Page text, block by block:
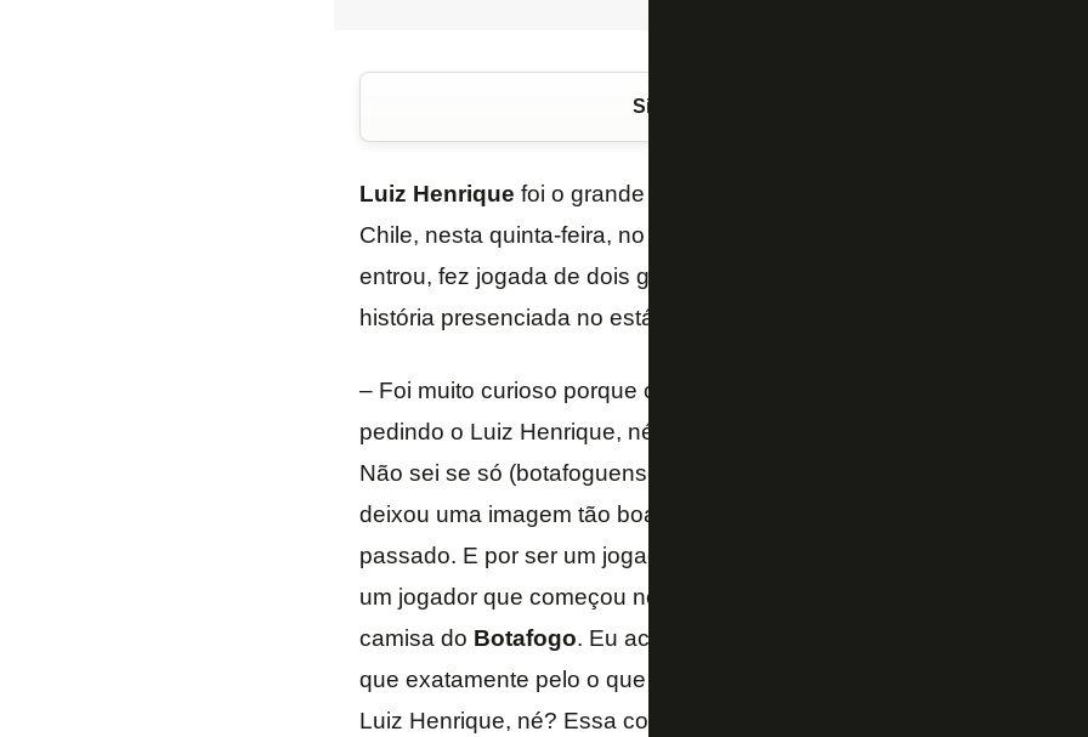
Siga o FogãoNET
Luiz Henrique foi o grande nome da vitória da
Chile, nesta quinta-feira, no Maracanã, pelas Eliminatórias da Copa
entrou, fez jogada de dois gols e foi ovacionado. O comentarista
história presenciada no estádio.
– Foi muito curioso porque chegou um momento do jogo que o
pedindo o Luiz Henrique, né? O Maracanã começou a gritar o nome
Não sei se só (botafoguenses), não sei. Acho que de alguma forma
deixou uma imagem tão boa aqui no Brasil quando ele faz a
passado. E por ser um jogador nascido no Rio de Janeiro, né? É um
um jogador que começou no Fluminense e que alcançou o sucesso
camisa do Botafogo. Eu acho que cria essa atmosfera entre os
que exatamente pelo o que ele fez pelo Botafogo. As pessoas
Luiz Henrique, né? Essa coisa do um contra um, dele gostar de ir